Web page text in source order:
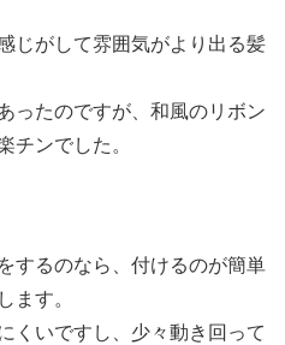
じがして雰囲気がより出る髪
ったのですが、和風のリボン
チンでした。
するのなら、付けるのが簡単
ます。
くいですし、少々動き回って